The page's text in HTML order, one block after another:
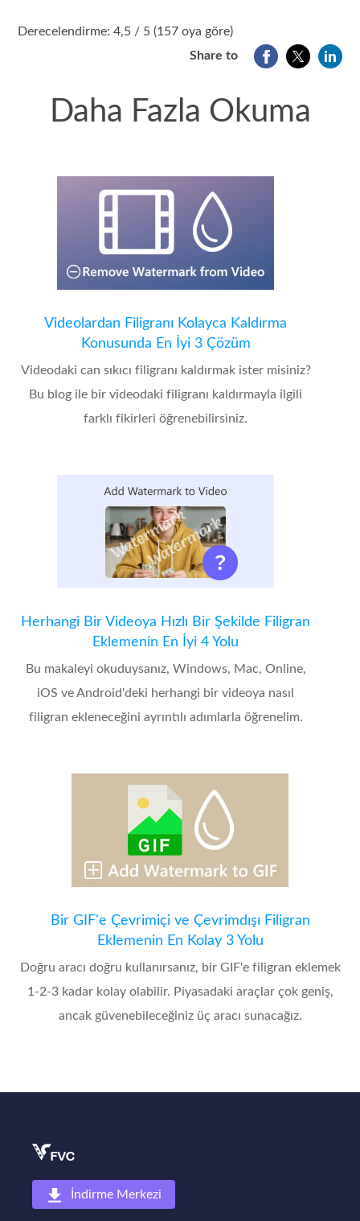
Derecelendirme: 4,5 / 5 (157 oya göre)
Share to
Daha Fazla Okuma
Videolardan Filigranı Kolayca Kaldırma
Konusunda En İyi 3 Çözüm
Videodaki can sıkıcı filigranı kaldırmak ister misiniz?
Bu blog ile bir videodaki filigranı kaldırmayla ilgili
farklı fikirleri öğrenebilirsiniz.
Herhangi Bir Videoya Hızlı Bir Şekilde Filigran
Eklemenin En İyi 4 Yolu
Bu makaleyi okuduysanız, Windows, Mac, Online,
iOS ve Android'deki herhangi bir videoya nasıl
filigran ekleneceğini ayrıntılı adımlarla öğrenelim.
Bir GIF'e Çevrimiçi ve Çevrimdışı Filigran
Eklemenin En Kolay 3 Yolu
Doğru aracı doğru kullanırsanız, bir GIF'e filigran eklemek
1-2-3 kadar kolay olabilir. Piyasadaki araçlar çok geniş,
ancak güvenebileceğiniz üç aracı sunacağız.
İndirme Merkezi